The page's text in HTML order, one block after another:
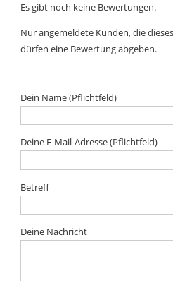
Es gibt noch keine Bewertungen.
Nur angemeldete Kunden, die
dürfen eine Bewertung abgeben.
Dein Name (Pflichtfeld)
Deine E-Mail-Adresse (Pflichtfeld)
Betreff
Deine Nachricht